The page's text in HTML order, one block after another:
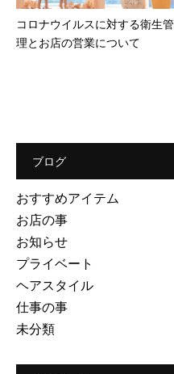
コロナウイルスに対する衛生管
理とお店の営業について
ブログ
おすすめアイテム
お店の事
お知らせ
プライベート
ヘアスタイル
仕事の事
未分類